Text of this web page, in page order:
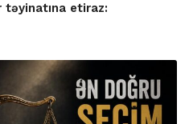
təyinatına etiraz: